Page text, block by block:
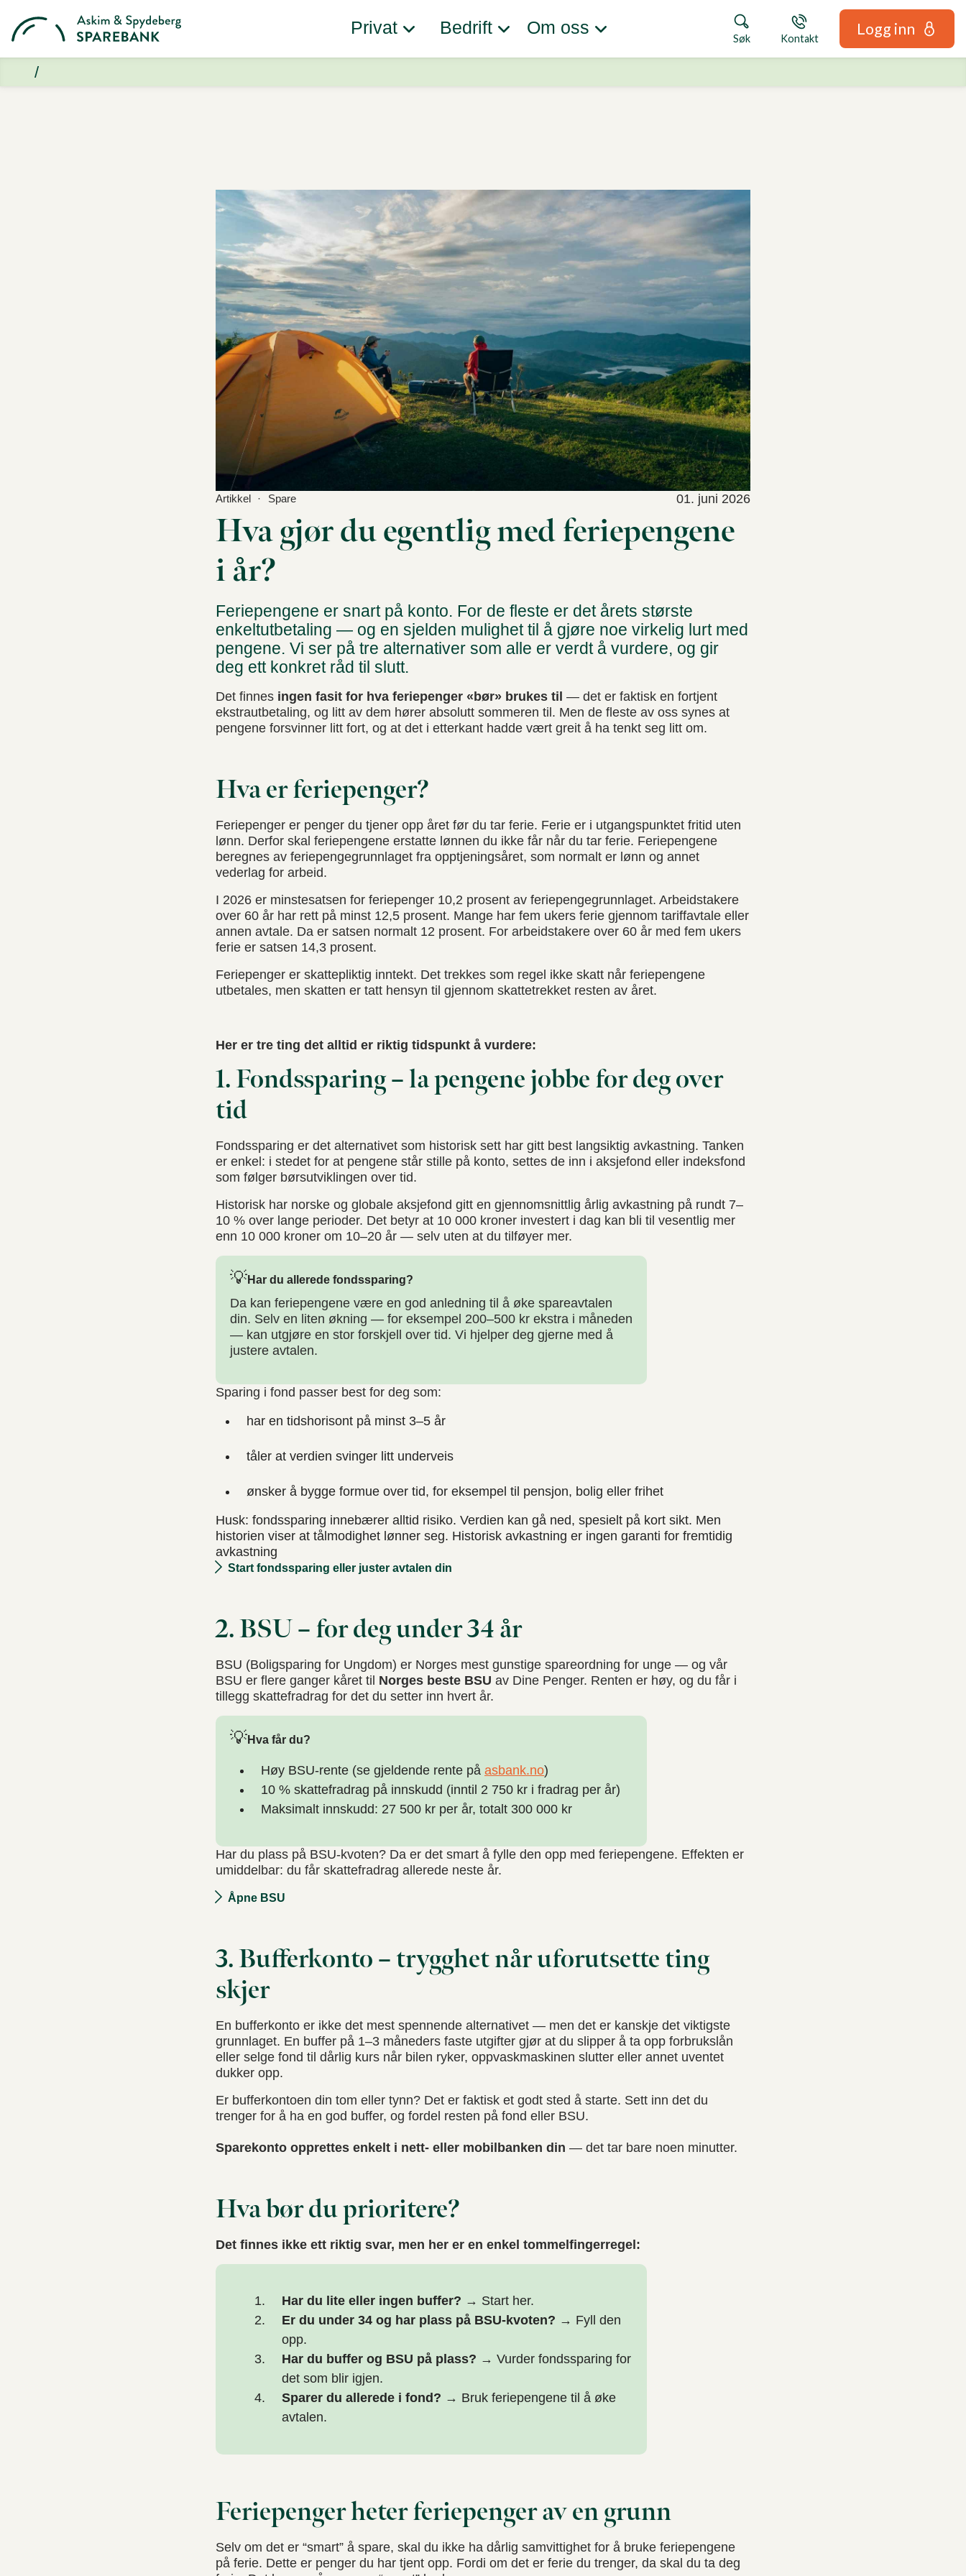
Privat Bedrift Om oss
Søk Kontakt
Logg inn
Artikkel Spare
Hva gjør du egentlig med feriepengene
i år?
01. juni 2026
Feriepengene er snart på konto. For de fleste er det årets største
enkeltutbetaling — og en sjelden mulighet til å gjøre noe virkelig lurt med
pengene. Vi ser på tre alternativer som alle er verdt å vurdere, og gir
deg ett konkret råd til slutt.
Det finnes ingen fasit for hva feriepenger «bør» brukes til — det er faktisk en fortjent
ekstrautbetaling, og litt av dem hører absolutt sommeren til. Men de fleste av oss synes at
pengene forsvinner litt fort, og at det i etterkant hadde vært greit å ha tenkt seg litt om.
Hva er feriepenger?
Feriepenger er penger du tjener opp året før du tar ferie. Ferie er i utgangspunktet fritid uten
lønn. Derfor skal feriepengene erstatte lønnen du ikke får når du tar ferie. Feriepengene
beregnes av feriepengegrunnlaget fra opptjeningsåret, som normalt er lønn og annet
vederlag for arbeid.
I 2026 er minstesatsen for feriepenger 10,2 prosent av feriepengegrunnlaget. Arbeidstakere
over 60 år har rett på minst 12,5 prosent. Mange har fem ukers ferie gjennom tariffavtale eller
annen avtale. Da er satsen normalt 12 prosent. For arbeidstakere over 60 år med fem ukers
ferie er satsen 14,3 prosent.
Feriepenger er skattepliktig inntekt. Det trekkes som regel ikke skatt når feriepengene
utbetales, men skatten er tatt hensyn til gjennom skattetrekket resten av året.
Her er tre ting det alltid er riktig tidspunkt å vurdere:
1. Fondssparing – la pengene jobbe for deg over
tid
Fondssparing er det alternativet som historisk sett har gitt best langsiktig avkastning. Tanken
er enkel: i stedet for at pengene står stille på konto, settes de inn i aksjefond eller indeksfond
som følger børsutviklingen over tid.
Historisk har norske og globale aksjefond gitt en gjennomsnittlig årlig avkastning på rundt 7–
10 % over lange perioder. Det betyr at 10 000 kroner investert i dag kan bli til vesentlig mer
enn 10 000 kroner om 10–20 år — selv uten at du tilføyer mer.
💡Har du allerede fondssparing?
Da kan feriepengene være en god anledning til å øke spareavtalen
din. Selv en liten økning — for eksempel 200–500 kr ekstra i måneden
— kan utgjøre en stor forskjell over tid. Vi hjelper deg gjerne med å
justere avtalen.
Sparing i fond passer best for deg som:
har en tidshorisont på minst 3–5 år
tåler at verdien svinger litt underveis
ønsker å bygge formue over tid, for eksempel til pensjon, bolig eller frihet
Husk: fondssparing innebærer alltid risiko. Verdien kan gå ned, spesielt på kort sikt. Men
historien viser at tålmodighet lønner seg. Historisk avkastning er ingen garanti for fremtidig
avkastning
Start fondssparing eller juster avtalen din
2. BSU – for deg under 34 år
BSU (Boligsparing for Ungdom) er Norges mest gunstige spareordning for unge — og vår
BSU er flere ganger kåret til Norges beste BSU av Dine Penger. Renten er høy, og du får i
tillegg skattefradrag for det du setter inn hvert år.
💡Hva får du?
Høy BSU-rente (se gjeldende rente påasbank.no)
10 % skattefradrag på innskudd (inntil 2 750 kr i fradrag per år)
Maksimalt innskudd: 27 500 kr per år, totalt 300 000 kr
Har du plass på BSU-kvoten? Da er det smart å fylle den opp med feriepengene. Effekten er
umiddelbar: du får skattefradrag allerede neste år.
Åpne BSU
3. Bufferkonto – trygghet når uforutsette ting
skjer
En bufferkonto er ikke det mest spennende alternativet — men det er kanskje det viktigste
grunnlaget. En buffer på 1–3 måneders faste utgifter gjør at du slipper å ta opp forbrukslån
eller selge fond til dårlig kurs når bilen ryker, oppvaskmaskinen slutter eller annet uventet
dukker opp.
Er bufferkontoen din tom eller tynn? Det er faktisk et godt sted å starte. Sett inn det du
trenger for å ha en god buffer, og fordel resten på fond eller BSU.
Sparekonto opprettes enkelt i nett- eller mobilbanken din — det tar bare noen minutter.
Hva bør du prioritere?
Det finnes ikke ett riktig svar, men her er en enkel tommelfingerregel:
Har du lite eller ingen buffer? → Start her.
Er du under 34 og har plass på BSU-kvoten? → Fyll den
opp.
Har du buffer og BSU på plass? → Vurder fondssparing for
det som blir igjen.
Sparer du allerede i fond? → Bruk feriepengene til å øke
avtalen.
Feriepenger heter feriepenger av en grunn
Selv om det er “smart” å spare, skal du ikke ha dårlig samvittighet for å bruke feriepengene
på ferie. Dette er penger du har tjent opp. Fordi om det er ferie du trenger, da skal du ta deg